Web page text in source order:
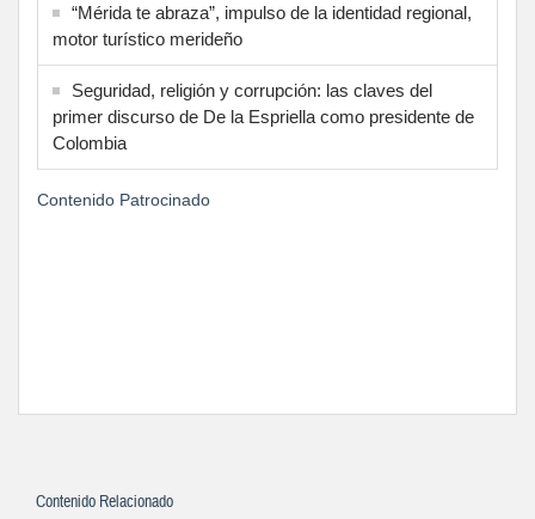
“Mérida te abraza”, impulso de la identidad regional,
motor turístico merideño
Seguridad, religión y corrupción: las claves del
primer discurso de De la Espriella como presidente de
Colombia
Contenido Patrocinado
Contenido Relacionado